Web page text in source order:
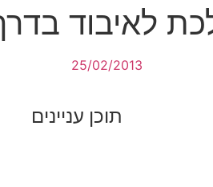
לאיבוד
25/02/2013
תוכן עניינים